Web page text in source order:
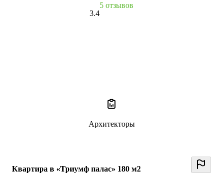
Квартира в «Триумф палас» 180 м2
3.4
5 отзывов
Архитекторы